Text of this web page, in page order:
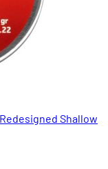
Shallow